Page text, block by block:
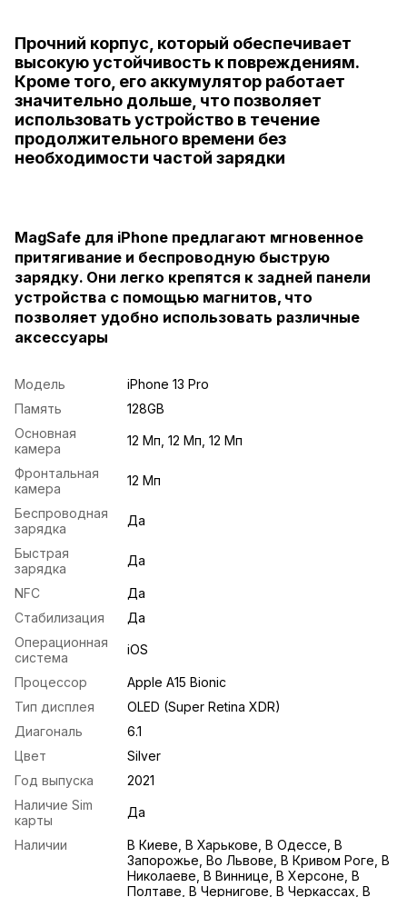
Прочний корпус, который обеспечивает
высокую устойчивость к повреждениям.
Кроме того, его аккумулятор работает
значительно дольше, что позволяет
использовать устройство в течение
продолжительного времени без
необходимости частой зарядки
MagSafe для iPhone предлагают мгновенное
притягивание и беспроводную быструю
зарядку. Они легко крепятся к задней панели
устройства с помощью магнитов, что
позволяет удобно использовать различные
аксессуары
Модель
iPhone 13 Pro
Память
128GB
Основная
камера
12 Мп, 12 Мп, 12 Мп
Фронтальная
камера
12 Мп
Беспроводная
зарядка
Да
Быстрая
зарядка
Да
NFC
Да
Стабилизация
Да
Операционная
система
iOS
Процессор
Apple A15 Bionic
Тип дисплея
OLED (Super Retina XDR)
Диагональ
6.1
Цвет
Silver
Год выпуска
2021
Наличие Sim
карты
Да
Наличии
В Киеве, В Харькове, В Одессе, В
Запорожье, Во Львове, В Кривом Роге, В
Николаеве, В Виннице, В Херсоне, В
Полтаве, В Чернигове, В Черкассах, В